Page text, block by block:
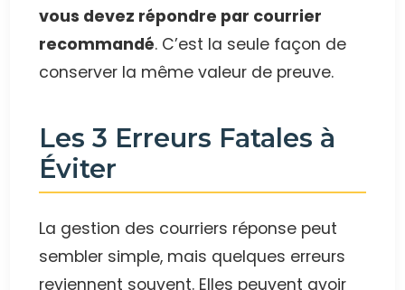
vous devez répondre par courrier
recommandé. C’est la seule façon de
conserver la même valeur de preuve.
Les 3 Erreurs Fatales à
Éviter
La gestion des courriers réponse peut
sembler simple, mais quelques erreurs
reviennent souvent. Elles peuvent avoir